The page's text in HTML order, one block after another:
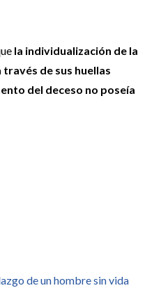
la individualización de la
de sus huellas
del deceso no poseía
de un hombre sin vida